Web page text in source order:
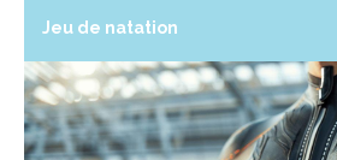
Jeu de natation